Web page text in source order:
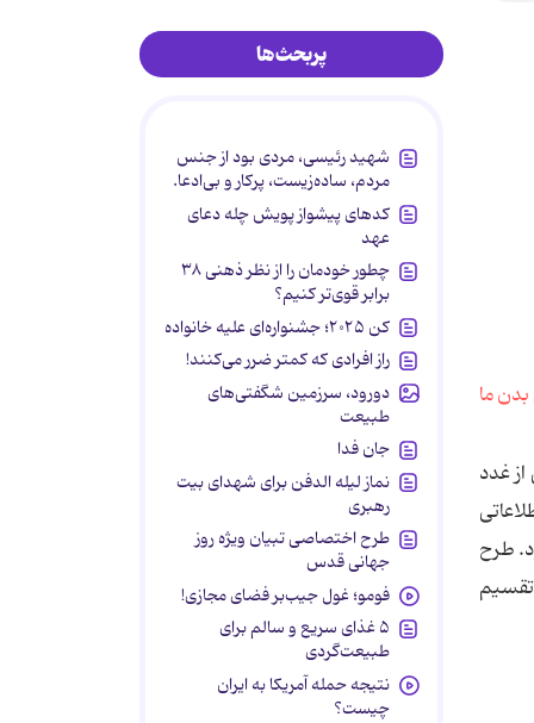
غدد
طرح
پربحث‌ها
شهید رئیسی، مردی بود از جنس
مردم، ساده‌زیست، پرکار و بی‌ادعا.
کدهای پیشواز پویش چله دعای
عهد
چطور خودمان را از نظر ذهنی ۳۸
برابر قوی‌تر کنیم؟
کن ۲۰۲۵؛ جشنواره‌ای علیه خانواده
راز افرادی که کمتر ضرر می‌کنند!
دورود، سرزمین شگفتی‌های
طبیعت
جان فدا
نماز لیله الدفن برای شهدای بیت
رهبری
طرح اختصاصی تبیان ویژه روز
جهانی قدس
فومو؛ غول جیب‌بر فضای مجازی!
۵ غذای سریع و سالم برای
طبیعت‌گردی
نتیجه حمله آمریکا به ایران
چیست؟